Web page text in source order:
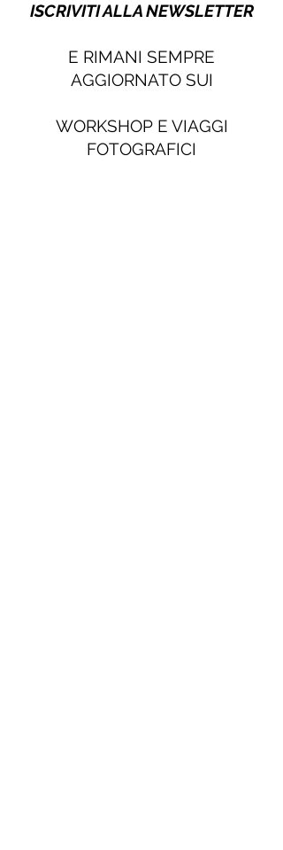
ISCRIVITI ALLA NEWSLETTER
E RIMANI SEMPRE
AGGIORNATO SUI
WORKSHOP E VIAGGI
FOTOGRAFICI